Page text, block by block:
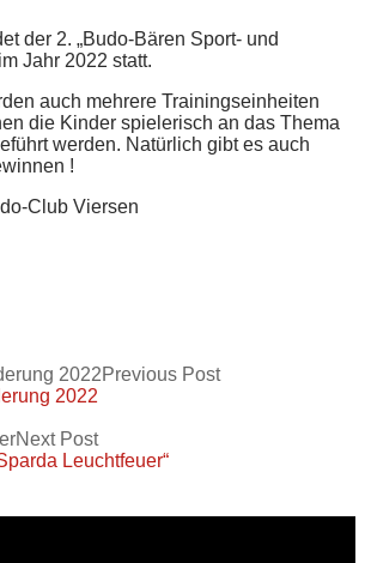
der 2. „Budo-Bären Sport- und
Jahr 2022 statt.
auch mehrere Trainingseinheiten
die Kinder spielerisch an das Thema
werden. Natürlich gibt es auch
!
Club Viersen
Previous Post
2022
Next Post
Leuchtfeuer“